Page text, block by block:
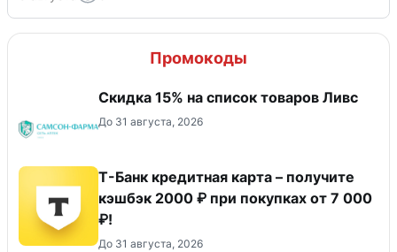
Промокоды
Скидка 15% на список товаров Ливс
До 31 августа, 2026
Т-Банк кредитная карта – получите
кэшбэк 2000 ₽ при покупках от 7 000
₽!
До 31 августа, 2026